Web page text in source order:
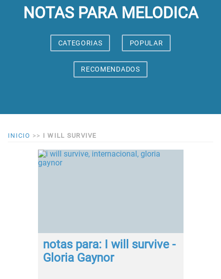
NOTAS PARA MELODICA
CATEGORIAS POPULAR
RECOMENDADOS
INICIO >> I WILL SURVIVE
notas para: I will survive -
Gloria Gaynor